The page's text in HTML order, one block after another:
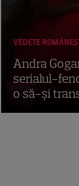
6
VEDETE
Andra
serialul-
o să-și